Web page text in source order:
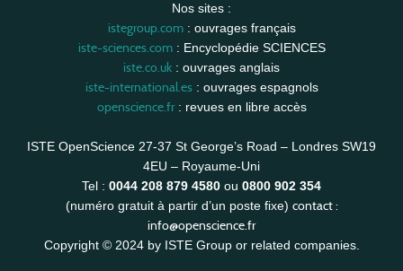
Nos sites :
istegroup.com: ouvrages français
iste-sciences.com: Encyclopédie SCIENCES
iste.co.uk : ouvrages anglais
iste-international.es: ouvrages espagnols
openscience.fr: revues en libre accès
ISTE OpenScience 27-37 St George’s Road – Londres SW19
4EU – Royaume-Uni
Tel : 0044 208 879 4580 ou 0800 902 354
(numéro gratuit à partir d’un poste fixe) contact :
info@openscience.fr
Copyright © 2024 by ISTE Group or related companies.